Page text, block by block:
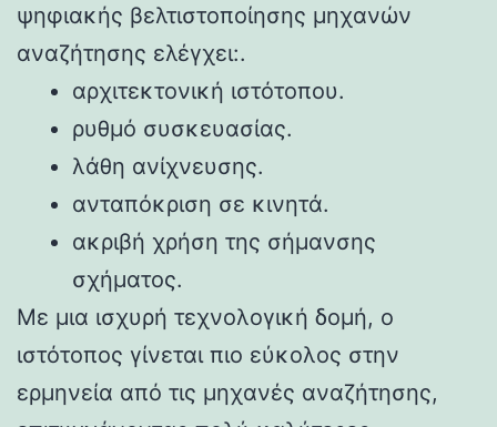
ψηφιακής βελτιστοποίησης μηχανών
αναζήτησης ελέγχει:.
αρχιτεκτονική ιστότοπου.
ρυθμό συσκευασίας.
λάθη ανίχνευσης.
ανταπόκριση σε κινητά.
ακριβή χρήση της σήμανσης
σχήματος.
Με μια ισχυρή τεχνολογική δομή, ο
ιστότοπος γίνεται πιο εύκολος στην
ερμηνεία από τις μηχανές αναζήτησης,